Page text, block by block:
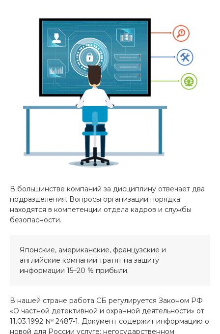
В большинстве компаний за дисциплину отвечает два
подразделения. Вопросы организации порядка
находятся в компетенции отдела кадров и службы
безопасности.
Японские, американские, французские и
английские компании тратят на защиту
информации 15–20 % прибыли.
В нашей стране работа СБ регулируется Законом РФ
«О частной детективной и охранной деятельности» от
11.03.1992 № 2487-1. Документ содержит информацию о
новой для России услуге: негосударственном